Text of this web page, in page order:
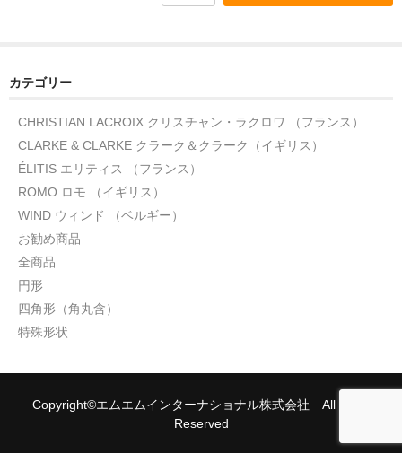
カテゴリー
CHRISTIAN LACROIX クリスチャン・ラクロワ （フランス）
CLARKE & CLARKE クラーク＆クラーク（イギリス）
ÉLITIS エリティス （フランス）
ROMO ロモ （イギリス）
WIND ウィンド （ベルギー）
お勧め商品
全商品
円形
四角形（角丸含）
特殊形状
Copyright©エムエムインターナショナル株式会社 All rights
Reserved